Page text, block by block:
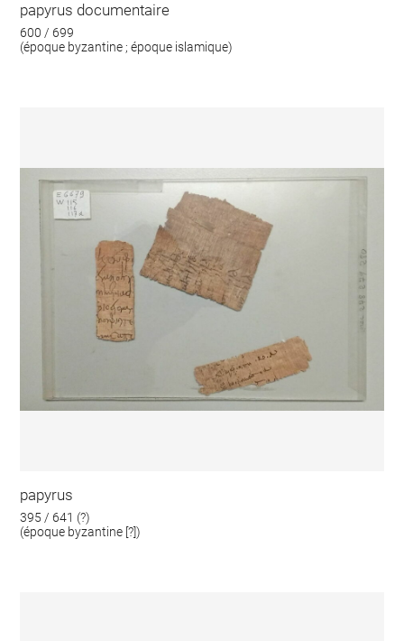
papyrus documentaire
600 / 699
(époque byzantine ; époque islamique)
papyrus
395 / 641 (?)
(époque byzantine [?])